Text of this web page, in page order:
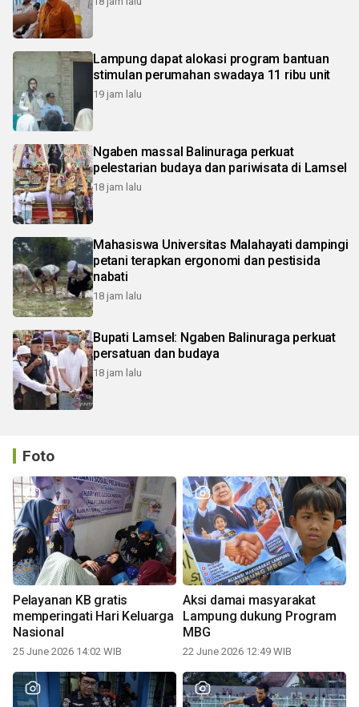
Lampung dapat alokasi program bantuan
stimulan perumahan swadaya 11 ribu unit
19 jam lalu
Ngaben massal Balinuraga perkuat
pelestarian budaya dan pariwisata di Lamsel
18 jam lalu
Mahasiswa Universitas Malahayati dampingi
petani terapkan ergonomi dan pestisida
nabati
18 jam lalu
Bupati Lamsel: Ngaben Balinuraga perkuat
persatuan dan budaya
18 jam lalu
Foto
Pelayanan KB gratis
memperingati Hari Keluarga
Nasional
25 June 2026 14:02 WIB
Aksi damai masyarakat
Lampung dukung Program
MBG
22 June 2026 12:49 WIB